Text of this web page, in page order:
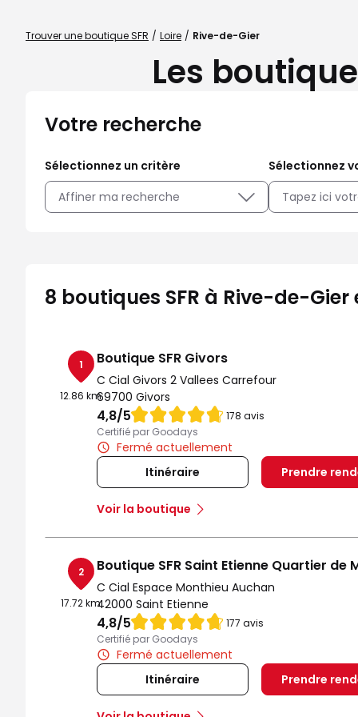
Trouver une boutique SFR Loire Rive-de-Gier
Les
Votre recherche
Sélectionnez un critère
Affiner ma recherche
Sélectionnez
8 boutiques SFR à Rive-de-
1
12.86 km
Boutique SFR Givors
C Cial Givors 2 Vallees Carrefour
69700 Givors
4,8/5Note de 4.8 sur 5
178 avis
Certifié par Goodays
Fermé actuellement
Itinéraire
Prendre
Voir la boutique
2
17.72 km
Boutique SFR Saint Etienne Quartier de
C Cial Espace Monthieu Auchan
42000 Saint Etienne
4,8/5Note de 4.8 sur 5
177 avis
Certifié par Goodays
Fermé actuellement
Itinéraire
Prendre